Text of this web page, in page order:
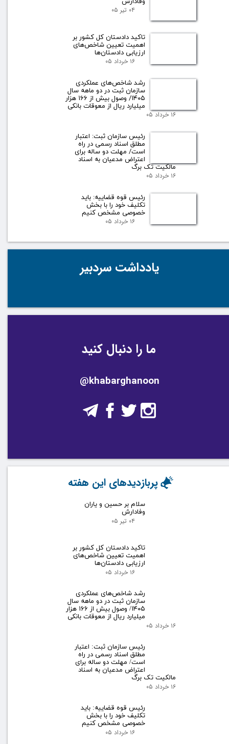
۰۴ تیر ۰۵
تاکید دادستان کل کشور بر
اهمیت تعیین شاخص‌های
ارزیابی دادستان‌ها
۱۶ خرداد ۰۵
رشد شاخص‌های عملکردی
سازمان ثبت در دو ماهه سال
۱۴۰۵/ وصول بیش از ۱۶۶ هزار
میلیارد ریال از معوقات بانکی
۱۶ خرداد ۰۵
رئیس سازمان ثبت: اعتبار
مطلق اسناد رسمی در راه
است/ مهلت دو ساله برای
اعتراض مدعیان به اسناد
مالکیت تک برگ
۱۶ خرداد ۰۵
رئیس قوه قضاییه: باید
تکلیف خود را با بخش
خصوصی مشخص کنیم
۱۶ خرداد ۰۵
یادداشت سردبیر
@khabarghanoon
ما را دنبال کنید
سلام بر حسین و یاران
وفادارش
۰۴ تیر ۰۵
تاکید دادستان کل کشور بر
اهمیت تعیین شاخص‌های
ارزیابی دادستان‌ها
۱۶ خرداد ۰۵
رشد شاخص‌های عملکردی
سازمان ثبت در دو ماهه سال
۱۴۰۵/ وصول بیش از ۱۶۶ هزار
میلیارد ریال از معوقات بانکی
۱۶ خرداد ۰۵
رئیس سازمان ثبت: اعتبار
مطلق اسناد رسمی در راه
است/ مهلت دو ساله برای
اعتراض مدعیان به اسناد
مالکیت تک برگ
۱۶ خرداد ۰۵
رئیس قوه قضاییه: باید
تکلیف خود را با بخش
خصوصی مشخص کنیم
۱۶ خرداد ۰۵
پربازدیدهای این هفته